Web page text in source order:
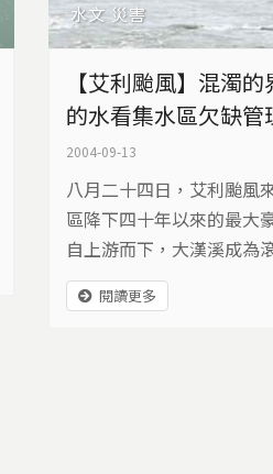
水文 災害
【艾利颱風】混濁
的水看集水區欠缺管
2004-09-13
八月二十四日，艾利颱風
區降下四十年以來的最大
自上游而下，大漢溪成為
地區民生用水的石門水庫
縣南區大溪、龍潭、中壢
閱讀更多